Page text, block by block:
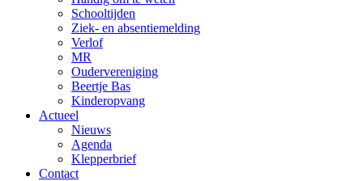
Schooltijden
Ziek- en absentiemelding
Verlof
MR
Oudervereniging
Beertje Bas
Kinderopvang
Actueel
Nieuws
Agenda
Klepperbrief
Contact